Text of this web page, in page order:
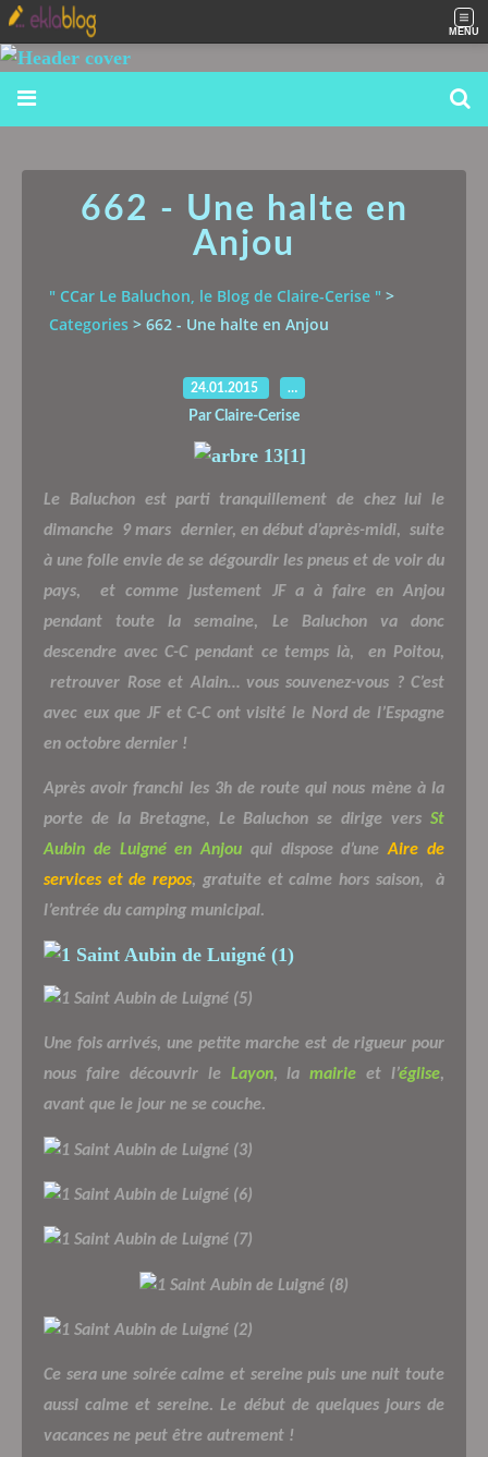
MENU
662 - Une halte en
Anjou
" CCar Le Baluchon, le Blog de Claire-Cerise " >
Categories > 662 - Une halte en Anjou
24.01.2015 …
Par Claire-Cerise
Le Baluchon est parti tranquillement de chez lui le
dimanche
9 mars dernier, en début d’après-midi, suite
à une folle envie de se dégourdir les pneus et de voir du
pays,
et comme justement JF a à faire en Anjou
pendant toute la semaine, Le Baluchon va donc
descendre avec C-C pendant ce temps là,
en Poitou,
retrouver Rose et Alain… vous souvenez-vous ? C’est
avec eux que JF et C-C ont visité le Nord de l’Espagne
en octobre dernier !
Après avoir franchi les 3h de route qui nous mène à la
porte de la Bretagne, Le Baluchon se dirige vers St
Aubin de Luigné en Anjou qui dispose d’une Aire de
services et de repos, gratuite et calme hors saison,
à
l’entrée du camping municipal.
Une fois arrivés, une petite marche est de rigueur pour
nous faire découvrir le
Layon, la mairie et l’église,
avant que le jour ne se couche.
Ce sera une soirée calme et sereine puis une nuit toute
aussi calme et sereine. Le début de quelques jours de
vacances ne peut être autrement !